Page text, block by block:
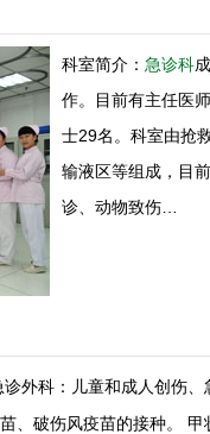
科室简介： 急诊科
作。目前有主任医
士29名。科室由抢
输液区等组成，目
诊、动物致伤…
外科：儿童和成人创伤
、破伤风疫苗的接种。